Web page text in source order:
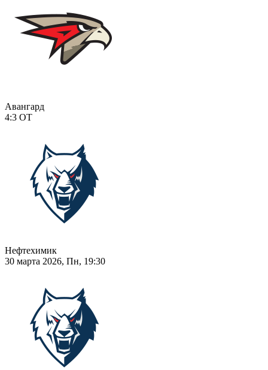
Авангард
4:3 ОТ
Нефтехимик
30 марта 2026, Пн, 19:30